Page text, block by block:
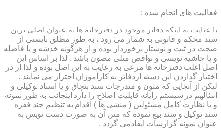
فعالیت های انجام شده :
با عنایت به اینکه دفاتر موجود در دفترخانه ها به عنوان اصلی ترین
سند محکم و قانونی به شمار می رود ، به طور مطلق بایستی از
صحت در ثبت و نوشتار برخوردار بوده و از هرگونه خدشه و یا فاصله
و یا حاشیه نویسی و نواقص مثلی مصون باشد . لذا بر اساس این
اصل اغلب دفترخانه ها مرعی به رعایت به این اصل بوده و لذا از در
اختیار گذاردن این دسته ازدفاتر به کارآموزان احتراز می نمایند .
لیکن از آنجایی که متون و مندرجات سند بنچاق و یا اسناد توکیلی و
امثالهم در سیستم رایانه قابلیت اصلاح را دارد اینجانب به طور نمونه
و با نظارت کامل مسئولین ( منشی ها ) اقدام به تنظیم چند فقره
سند توکیل و سند بیع نموده که متن آن به صورت دست نویس به
عنوان نمونه گزارشات ایفادمی گردد .